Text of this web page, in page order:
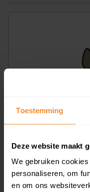
Toestemming
Deze website maakt
We gebruiken
personaliseren, om
en om ons
213 m2